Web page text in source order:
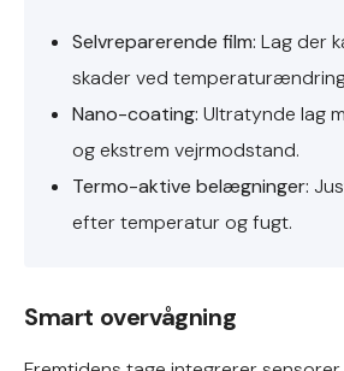
Selvreparerende film: Lag der
skader ved
Nano-coating: Ultratynde lag
og ekstrem vejrmodstand.
Termo-aktive belægninger:
efter temperatur og fugt.
Smart overvågning